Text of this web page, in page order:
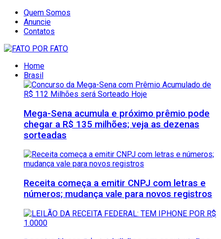
Quem Somos
Anuncie
Contatos
Home
Brasil
Mega-Sena acumula e próximo prêmio pode
chegar a R$ 135 milhões; veja as dezenas
sorteadas
Receita começa a emitir CNPJ com letras e
números; mudança vale para novos registros